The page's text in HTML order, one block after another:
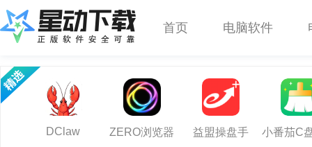
首页 电脑软件
DClaw ZERO浏览器 益盟操盘手 小番茄C